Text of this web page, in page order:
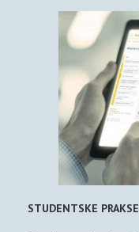
STUDENTSKE PRAKSE